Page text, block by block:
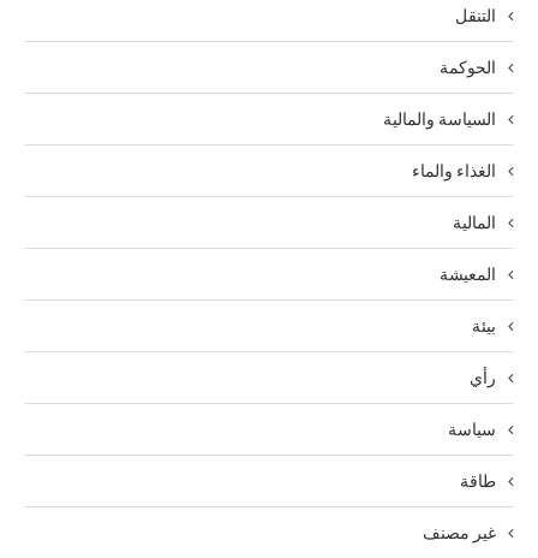
التنقل
الحوكمة
السياسة والمالية
الغذاء والماء
المالية
المعيشة
بيئة
رأي
سياسة
طاقة
غير مصنف